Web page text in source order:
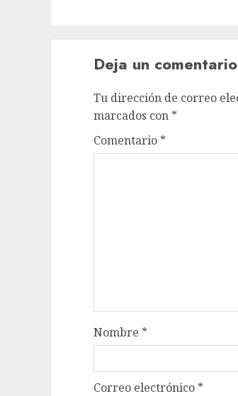
Deja un comentario
Tu dirección de correo
marcados con *
Comentario *
Nombre *
Correo electrónico *